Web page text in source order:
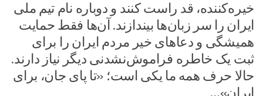
خیره‌کننده، قد راست کنند و دوباره نام تیم ملی
ایران را سر زبان‌ها بیندازند. آن‌ها فقط حمایت
همیشگی و دعاهای خیر مردم ایران را برای
ثبت یک خاطره فراموش‌نشدنی دیگر نیاز دارند.
حالا حرف همه ما یکی است؛ «تا پای جان، برای
ایران»…